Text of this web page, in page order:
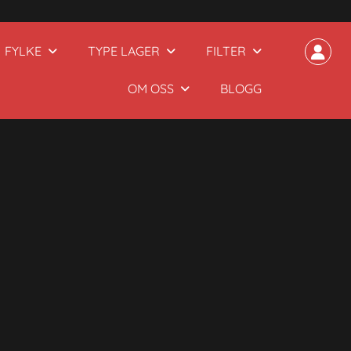
FYLKE TYPE LAGER FILTER
OM OSS BLOGG